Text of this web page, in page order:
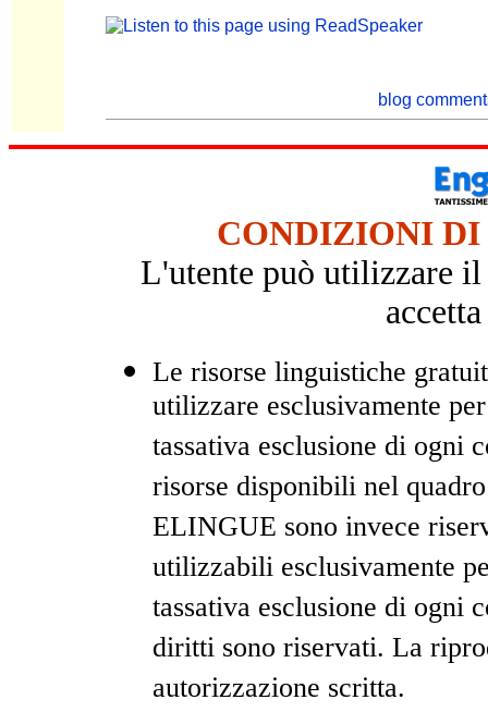
blog
CONDIZIONI DI
L'utente può utilizzare il
Le risorse linguistiche
utilizzare esclusivamente
tassativa esclusione di ogni
risorse disponibili nel
ELINGUE sono invece
utilizzabili esclusivamente
tassativa esclusione di ogni
diritti sono riservati. La
autorizzazione scritta.